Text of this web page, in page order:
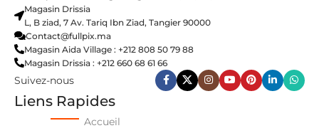
Magasin Drissia
L, B ziad, 7 Av. Tariq Ibn Ziad, Tangier 90000
Contact@fullpix.ma
Magasin Aida Village : +212 808 50 79 88
Magasin Drissia : +212 660 68 61 66
Suivez-nous
Liens Rapides
Accueil